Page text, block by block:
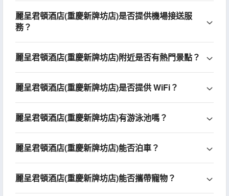
麗呈君頓酒店(重慶新牌坊店)是否提供機場接送服
務？
麗呈君頓酒店(重慶新牌坊店)附近是否有熱門景點？
麗呈君頓酒店(重慶新牌坊店)是否提供 WiFi？
麗呈君頓酒店(重慶新牌坊店)有游泳池嗎？
麗呈君頓酒店(重慶新牌坊店)能否泊車？
麗呈君頓酒店(重慶新牌坊店)能否攜帶寵物？